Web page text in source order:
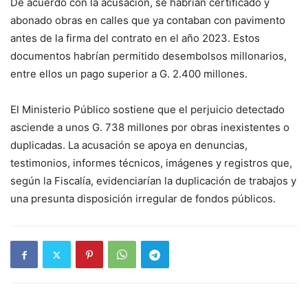
De acuerdo con la acusación, se habrían certificado y
abonado obras en calles que ya contaban con pavimento
antes de la firma del contrato en el año 2023. Estos
documentos habrían permitido desembolsos millonarios,
entre ellos un pago superior a G. 2.400 millones.
El Ministerio Público sostiene que el perjuicio detectado
asciende a unos G. 738 millones por obras inexistentes o
duplicadas. La acusación se apoya en denuncias,
testimonios, informes técnicos, imágenes y registros que,
según la Fiscalía, evidenciarían la duplicación de trabajos y
una presunta disposición irregular de fondos públicos.